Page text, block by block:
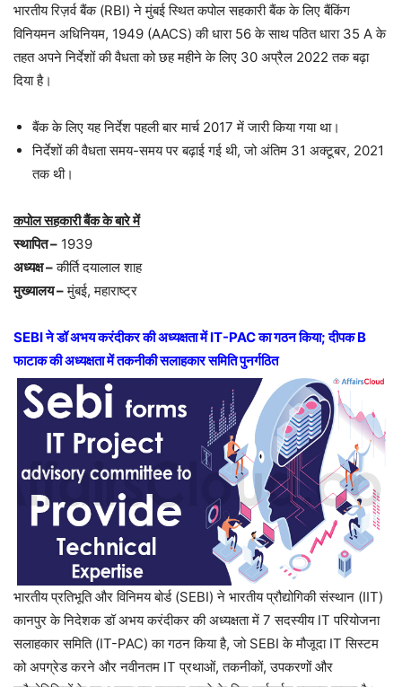
भारतीय रिज़र्व बैंक (RBI) ने मुंबई स्थित कपोल सहकारी बैंक के लिए बैंकिंग
विनियमन अधिनियम, 1949 (AACS) की धारा 56 के साथ पठित धारा 35 A के
तहत अपने निर्देशों की वैधता को छह महीने के लिए 30 अप्रैल 2022 तक बढ़ा
दिया है।
बैंक के लिए यह निर्देश पहली बार मार्च 2017 में जारी किया गया था।
निर्देशों की वैधता समय-समय पर बढ़ाई गई थी, जो अंतिम 31 अक्टूबर, 2021
तक थी।
कपोल सहकारी बैंक के बारे में
स्थापित – 1939
अध्यक्ष –कीर्ति दयालाल शाह
मुख्यालय –मुंबई, महाराष्ट्र
SEBI ने डॉ अभय करंदीकर की अध्यक्षता में IT-PAC का गठन किया; दीपक B
फाटाक की अध्यक्षता में तकनीकी सलाहकार समिति पुनर्गठित
भारतीय प्रतिभूति और विनिमय बोर्ड (SEBI) ने भारतीय प्रौद्योगिकी संस्थान (IIT)
कानपुर के निदेशक डॉ अभय करंदीकर की अध्यक्षता में 7 सदस्यीय IT परियोजना
सलाहकार समिति (IT-PAC) का गठन किया है, जो SEBI के मौजूदा IT सिस्टम
को अपग्रेड करने और नवीनतम IT प्रथाओं, तकनीकों, उपकरणों और